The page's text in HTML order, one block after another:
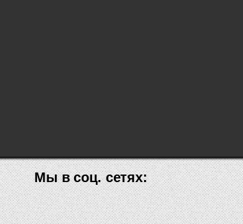
Мы в соц. сетях: